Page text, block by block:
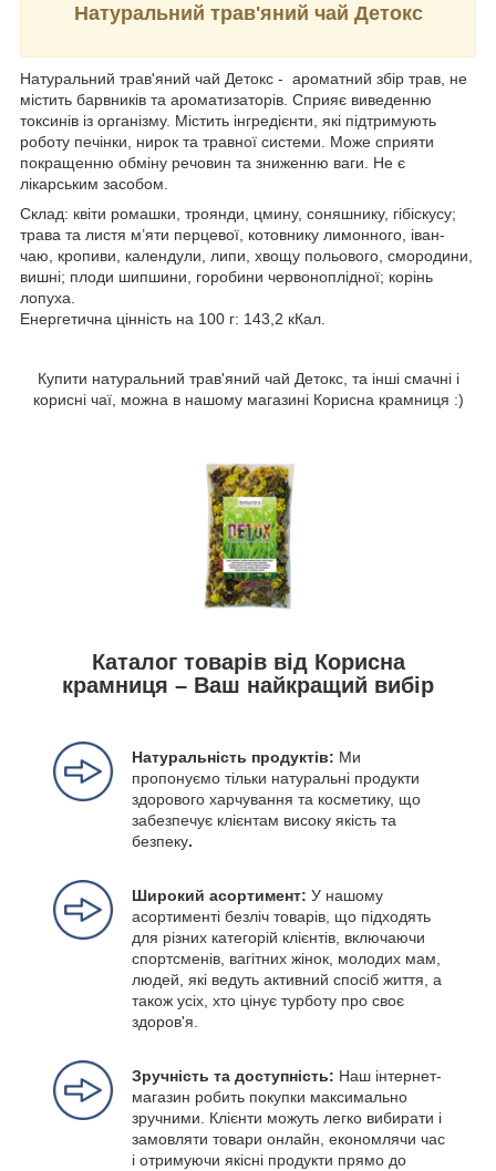
Натуральний трав'яний чай Детокс
Натуральний трав'яний чай Детокс - ароматний збір трав, не
містить барвників та ароматизаторів. Сприяє виведенню
токсинів із організму. Містить інгредієнти, які підтримують
роботу печінки, нирок та травної системи. Може сприяти
покращенню обміну речовин та зниженню ваги. Не є
лікарським засобом.
Склад: квіти ромашки, троянди, цмину, соняшнику, гібіскусу;
трава та листя м’яти перцевої, котовнику лимонного, іван-
чаю, кропиви, календули, липи, хвощу польового, смородини,
вишні; плоди шипшини, горобини червоноплідної; корінь
лопуха.
Енергетична цінність на 100 г: 143,2 кКал.
Купити натуральний трав'яний чай Детокс, та інші смачні і
корисні чаї, можна в нашому магазині Корисна крамниця :)
Каталог товарів від Корисна
крамниця – Ваш найкращий вибір
Натуральність продуктів: Ми
пропонуємо тільки натуральні продукти
здорового харчування та косметику, що
забезпечує клієнтам високу якість та
безпеку.
Широкий асортимент: У нашому
асортименті безліч товарів, що підходять
для різних категорій клієнтів, включаючи
спортсменів, вагітних жінок, молодих мам,
людей, які ведуть активний спосіб життя, а
також усіх, хто цінує турботу про своє
здоров'я.
Зручність та доступність: Наш інтернет-
магазин робить покупки максимально
зручними. Клієнти можуть легко вибирати і
замовляти товари онлайн, економлячи час
і отримуючи якісні продукти прямо до